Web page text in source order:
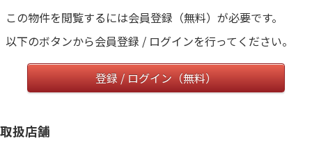
この物件を閲覧するには会員登録（無料）が必要です。
以下のボタンから会員登録 / ログインを行ってください。
登録 / ログイン（無料）
取扱店舗